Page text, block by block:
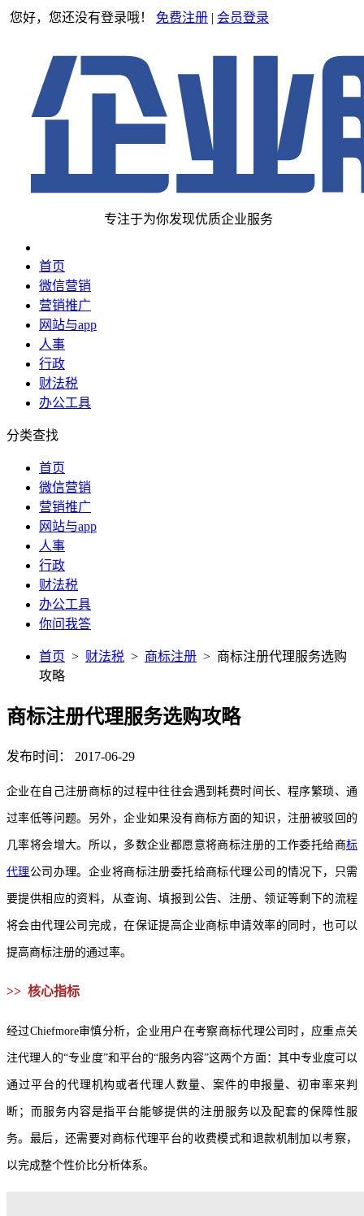
您好，您还没有登录哦！ 免费注册 | 会员登录
专注于为你发现优质企业服务
首页
微信营销
营销推广
网站与app
人事
行政
财法税
办公工具
分类查找
首页
微信营销
营销推广
网站与app
人事
行政
财法税
办公工具
你问我答
首页 > 财法税 > 商标注册 > 商标注册代理服务选购
攻略
商标注册代理服务选购攻略
发布时间： 2017-06-29
企业在自己注册商标的过程中往往会遇到耗费时间长、程序繁琐、通
过率低等问题。另外，企业如果没有商标方面的知识，注册被驳回的
几率将会增大。所以，多数企业都愿意将商标注册的工作委托给商标
代理 公司办理。企业将商标注册委托给商标代理公司的情况下 ，只需
要提供相应的资料，从查询、填报到公告、注册、领证等剩下的流程
将会由代理公司完成，在保证提高企业商标申请效率的同时，也可以
提高商标注册的通过率。
>> 核心指标
经过Chiefmore审慎分析，企业用户在考察商标代理公司时，应重点关
注代理人的“专业度”和平台的“服务内容”这两个方面：其中专业度可以
通过平台的代理机构或者代理人数量、案件的申报量、初审率来判
断；而服务内容是指平台能够提供的注册服务以及配套的保障性服
务。最后，还需要对商标代理平台的收费模式和退款机制加以考察，
以完成整个性价比分析体系。